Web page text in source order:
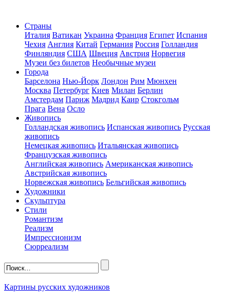
Страны
Италия Ватикан Украина Франция Египет Испания
Чехия Англия Китай Германия Россия Голландия
Финляндия США Швеция Австрия Норвегия
Музеи без билетов Необычные музеи
Города
Барселона Нью-Йорк Лондон Рим Мюнхен
Москва Петербург Киев Милан Берлин
Амстердам Париж Мадрид Каир Стокгольм
Прага Вена Осло
Живопись
Голландская живопись Испанская живопись Русская
живопись
Немецкая живопись Итальянская живопись
Французская живопись
Английская живопись Американская живопись
Австрийская живопись
Норвежская живопись Бельгийская живопись
Художники
Скульптура
Стили
Романтизм
Реализм
Импрессионизм
Сюрреализм
Картины русских художников